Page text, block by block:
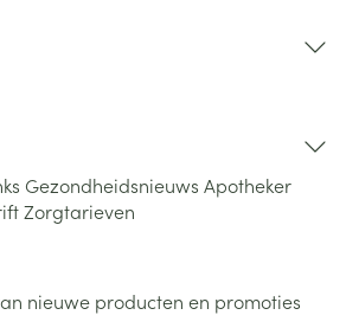
Gezondheidsnieuws Apotheker
Zorgtarieven
nieuwe producten en promoties